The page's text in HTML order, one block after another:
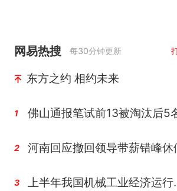
网易热搜 每30分钟更新
东方之约 相约未来
1
2
3 上半年我